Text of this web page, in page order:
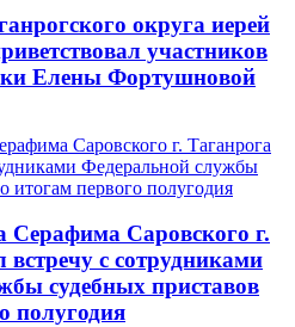
округа иерей
участников
Елены Фортушновой
Серафима Саровского г.
встречу с сотрудниками
судебных приставов
полугодия